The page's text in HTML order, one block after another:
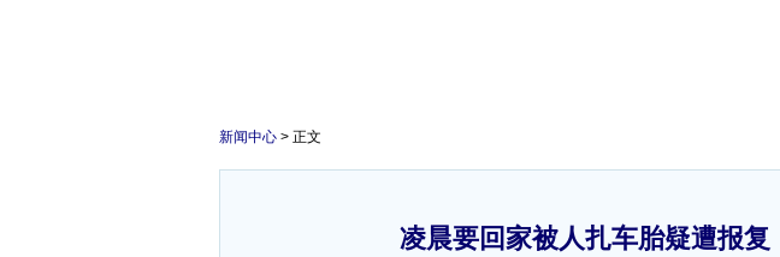
新闻中心 > 正文
凌晨要回家被人扎车胎疑遭报复